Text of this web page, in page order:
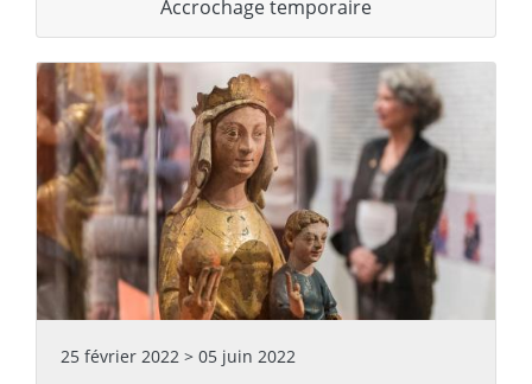
Accrochage temporaire
25 février 2022 > 05 juin 2022